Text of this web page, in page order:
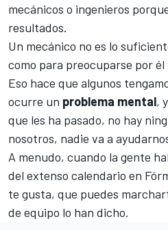
mecánicos o ingenieros
resultados.
Un mecánico no es lo
como para preocuparse por
Eso hace que algunos
ocurre un problema mental,
que les ha pasado, no hay
nosotros, nadie va a
A menudo, cuando la gente
del extenso calendario en
te gusta, que puedes
de equipo lo han dicho.